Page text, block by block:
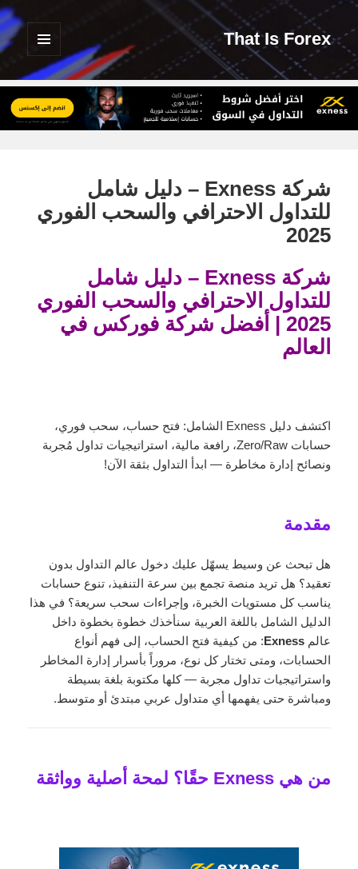
That Is Forex
القائمة
والودجات
شركة Exness – دليل شامل
للتداول الاحترافي والسحب الفوري
2025
شركة Exness – دليل شامل
للتداول الاحترافي والسحب الفوري
2025 | أفضل شركة فوركس في
العالم
اكتشف دليل Exness الشامل: فتح حساب، سحب فوري،
حسابات Zero/Raw، رافعة مالية، استراتيجيات تداول مُجربة
ونصائح إدارة مخاطرة — ابدأ التداول بثقة الآن!
مقدمة
هل تبحث عن وسيط يسهّل عليك دخول عالم التداول بدون
تعقيد؟ هل تريد منصة تجمع بين سرعة التنفيذ، تنوع حسابات
يناسب كل مستويات الخبرة، وإجراءات سحب سريعة؟ في هذا
الدليل الشامل باللغة العربية سنأخذك خطوة بخطوة داخل
عالمExness: من كيفية فتح الحساب، إلى فهم أنواع
الحسابات، ومتى تختار كل نوع، مروراً بأسرار إدارة المخاطر
واستراتيجيات تداول مجربة — كلها مكتوبة بلغة بسيطة
ومباشرة حتى يفهمها أي متداول عربي مبتدئ أو متوسط.
من هي Exness حقًا؟ لمحة أصلية وواثقة